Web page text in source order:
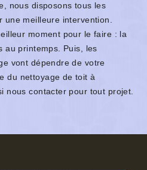
nous disposons tous les
une meilleure intervention.
moment pour le faire : la
au printemps. Puis, les
vont dépendre de votre
du nettoyage de toit à
nous contacter pour tout projet.